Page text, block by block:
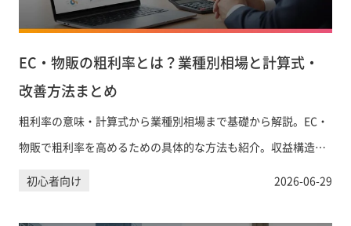
EC・物販の粗利率とは？業種別相場と計算式・
改善方法まとめ
粗利率の意味・計算式から業種別相場まで基礎から解説。EC・
物販で粗利率を高めるための具体的な方法も紹介。収益構造の
改善はFASTMAKEにご相談ください。
初心者向け 2026-06-29